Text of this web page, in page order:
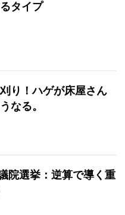
タイプ
り！ハゲが床屋さん
なる。
院選挙：逆算で導く重